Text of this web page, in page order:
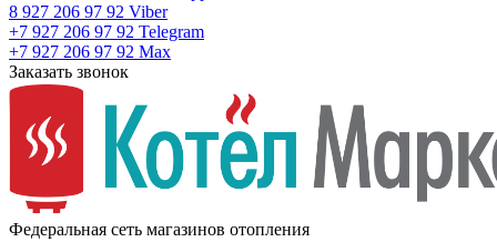
8 927 206 97 92 Viber
+7 927 206 97 92 Telegram
+7 927 206 97 92 Max
Заказать звонок
Федеральная сеть магазинов отопления